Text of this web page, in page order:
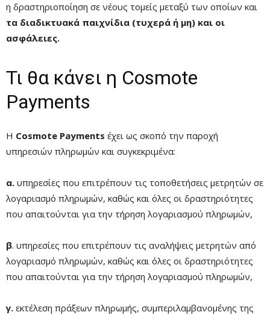
η δραστηριοποίηση σε νέους τομείς μεταξύ των οποίων και
τα διαδικτυακά παιχνίδια (τυχερά ή μη) και οι
ασφάλειες.
Τι θα κάνει η Cosmote
Payments
Η Cosmote Payments έχει ως σκοπό την παροχή
υπηρεσιών πληρωμών και συγκεκριμένα:
α. υπηρεσίες που επιτρέπουν τις τοποθετήσεις μετρητών σε
λογαριασμό πληρωμών, καθώς και όλες οι δραστηριότητες
που απαιτούνται για την τήρηση λογαριασμού πληρωμών,
β. υπηρεσίες που επιτρέπουν τις αναλήψεις μετρητών από
λογαριασμό πληρωμών, καθώς και όλες οι δραστηριότητες
που απαιτούνται για την τήρηση λογαριασμού πληρωμών,
γ. εκτέλεση πράξεων πληρωμής, συμπεριλαμβανομένης της